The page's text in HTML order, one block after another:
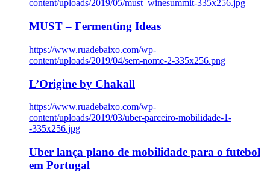
content/uploads/2019/05/must_winesummit-335x256.jpg
MUST – Fermenting Ideas
https://www.ruadebaixo.com/wp-
content/uploads/2019/04/sem-nome-2-335x256.png
L’Origine by Chakall
https://www.ruadebaixo.com/wp-
content/uploads/2019/03/uber-parceiro-mobilidade-1-
-335x256.jpg
Uber lança plano de mobilidade para o futebol
em Portugal